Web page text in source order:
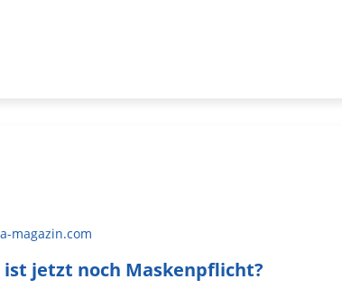
magazin.com
jetzt noch Maskenpflicht?